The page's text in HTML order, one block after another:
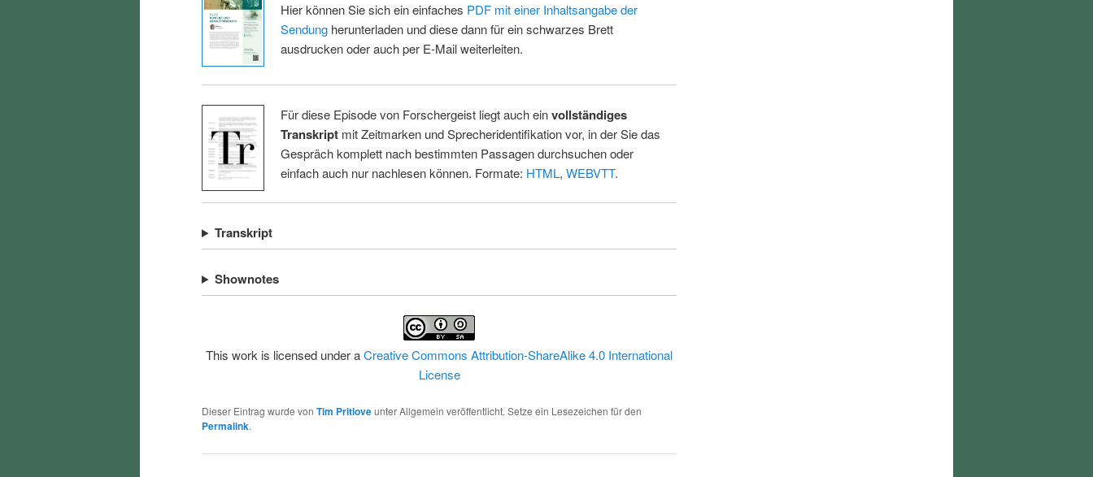
Hier können Sie sich ein einfaches PDF mit einer Inhaltsangabe der
Sendungherunterladen und diese dann für ein schwarzes Brett
ausdrucken oder auch per E-Mail weiterleiten.
Für diese Episode von Forschergeist liegt auch einvollständiges
Transkriptmit Zeitmarken und Sprecheridentifikation vor, in der Sie das
Gespräch komplett nach bestimmten Passagen durchsuchen oder
einfach auch nur nachlesen können. Formate: HTML, WEBVTT.
Transkript
Shownotes
This work is licensed under aCreative Commons Attribution-ShareAlike 4.0 International
License
Dieser Eintrag wurde von Tim Pritloveunter Allgemein veröffentlicht. Setze ein Lesezeichen für den
Permalink.